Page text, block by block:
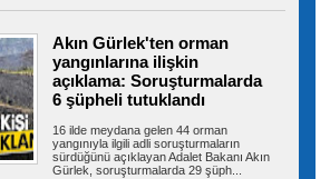
Kartal’da kontrolden çıkan
araçlara çarpıp takla attı
yokuş aşağı süratli şekilde inen
park halindeki 3 araca...
Akın Gürlek'ten orman
yangınlarına ilişkin
açıklama: Soruşturmalarda
6 şüpheli tutuklandı
16 ilde meydana gelen 44 orman
yangınıyla ilgili adli soruşturmaların
sürdüğünü açıklayan Adalet Bakanı Akın
Gürlek, soruşturmalarda 29 şüph...